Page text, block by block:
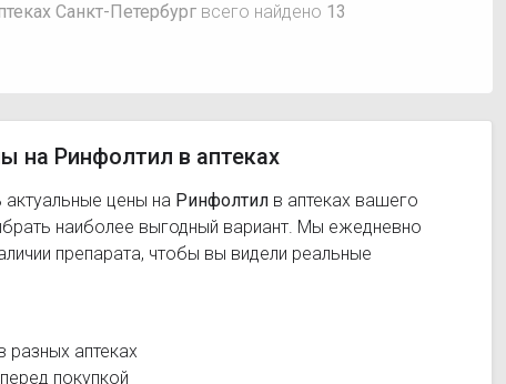
Санкт-Петербург всего найдено 13
на Ринфолтил в аптеках
цены на Ринфолтил в аптеках вашего
наиболее выгодный вариант. Мы ежедневно
препарата, чтобы вы видели реальные
разных аптеках
покупкой